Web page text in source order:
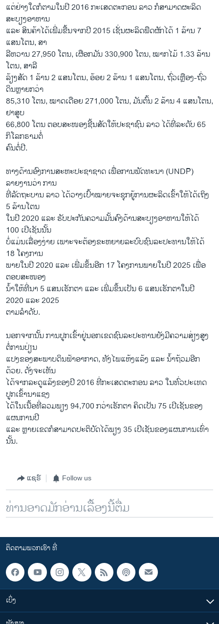
ແຕ່ຢ່າງໃດກໍຕາມໃນປີ 2016 ກະເສດຕະກອນ ລາວ ກໍສາມາດຜະລິດ
ສະບຽງອາຫານ
ແລະ ສິນຄ້າໄດ້ເພີ່ມຂື້ນຈາກປີ 2015 ເຊັ່ນຜະລິດພືດຜັກໄດ້ 1 ລ້ານ 7
ແສນໂຕນ, ສາ
ລີຫວານ 27,950 ໂຕນ, ເຜືອກມັນ 330,900 ໂຕນ, ໝາກໄມ້ 1.33 ລ້ານ
ໂຕນ, ສາລີ
ລ້ຽງສັດ 1 ລ້ານ 2 ແສນໂຕນ, ອ້ອຍ 2 ລ້ານ 1 ແສນໂຕນ, ຖົ່ວເຫຼືອງ-ຖົ່ວ
ດິນຫຼາຍກວ່າ
85,310 ໂຕນ, ໝາດເດືອຍ 271,000 ໂຕນ, ມັນຕົ້ນ 2 ລ້ານ 4 ແສນໂຕນ,
ຢາສູບ
66,800 ໂຕນ ຕອບສະໜອງຊີ້ນສັດໃຫ້ປະຊາຊົນ ລາວ ໄດ້ທີ່ລະດັບ 65
ກິໂລກຣາມຕໍ່
ຄົນຕໍ່ປີ.
ທາງດ້ານອົງການສະຫະປະຊາຊາດ ເພື່ອການພັດທະນາ (UNDP)
ລາຍງານວ່າ ການ
ທີ່ລັດຖະບານ ລາວ ໄດ້ວາງເປົ້າໝາຍຈະຊຸກຍູ້ການຜະລິດເຂົ້າໃຫ້ໄດ້ເຖິງ
5 ລ້ານໂຕນ
ໃນປີ 2020 ແລະ ຮັບປະກັນຄວາມມັ້ນຄົງດ້ານສະບຽງອາຫານໃຫ້ໄດ້
100 ເປີເຊັນນັ້ນ
ບໍ່ແມ່ນເລື່ອງງ່າຍ ເພາະຈະຕ້ອງຂະຫຍາຍລະບົບຊົນລະປະທານໃຫ້ໄດ້
18 ໂຄງການ
ພາຍໃນປີ 2020 ແລະ ເພີ່ມຂຶ້ນອີກ 17 ໂຄງການພາຍໃນປີ 2025 ເພື່ອ
ຕອບສະໜອງ
ນໍ້າໃຫ້ທີ່ນາ 5 ແສນເຮັກຕາ ແລະ ເພີ່ມຂຶ້ນເປັນ 6 ແສນເຮັກຕາໃນປີ
2020 ແລະ 2025
ຕາມລຳດັບ.
ນອກຈາກນັ້ນ ການປູກເຂົ້າຢູ່ນອກເຂດຊົນລະປະທານຍັງມີຄວາມສ່ຽງສູງ
ຕໍ່ການປ່ຽນ
ແປງຂອງສະພາບດິນຟ້າອາກາດ, ທັງໄພແຫ້ງແລ້ງ ແລະ ນໍ້າຖ້ວມອີກ
ດ້ວຍ. ດັ່ງຈະເຫັນ
ໄດ້ຈາກລະດູແລ້ງຂອງປີ 2016 ທີ່ກະເສດຕະກອນ ລາວ ໃນທົ່ວປະເທດ
ປູກເຂົ້ານາແຊງ
ໄດ້ໃນເນື້ອທີ່ລວມພຽງ 94,700 ກວ່າເຮັກຕາ ຄິດເປັນ 75 ເປີເຊັນຂອງ
ແຜນການປີ
ແລະ ຫຼາຍເຂດກໍສາມາດປະຕິບັດໄດ້ພຽງ 35 ເປີເຊັນຂອງແຜນການເທົ່າ
ນັ້ນ.
ແຊຣ໌ Follow us
ທ່ານອາດມັກອ່ານເລື້ອງນີ້ຕື່ມ
ຕິດຕາມພວກເຮົາ ທີ່
ເບິ່ງ